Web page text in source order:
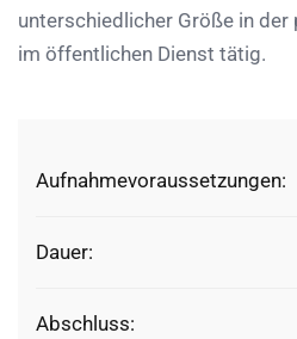
unterschiedlicher Größe in
im öffentlichen Dienst tätig.
Aufnahmevoraussetzungen:
Dauer:
Abschluss: